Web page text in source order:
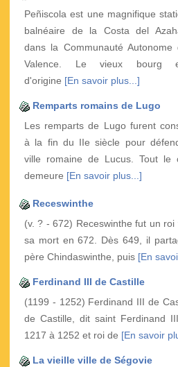
Peñiscola est une magnifique
balnéaire de la Costa del
dans la Communauté Autonome
Valence. Le vieux bourg
d'origine [En savoir plus...]
Remparts romains de Lugo
Les remparts de Lugo furent
à la fin du IIe siècle pour
ville romaine de Lucus. Tout le
demeure [En savoir plus...]
Receswinthe
(v. ? - 672) Receswinthe fut un
sa mort en 672. Dès 649, il
père Chindaswinthe, puis [En
Ferdinand III de Castille
(1199 - 1252) Ferdinand III de
de Castille, dit saint Ferdinand
1217 à 1252 et roi de [En savoir
La vieille ville de Ségovie